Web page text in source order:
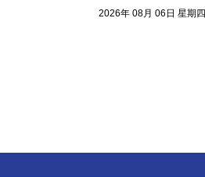
2026年 08月 06日 星期四